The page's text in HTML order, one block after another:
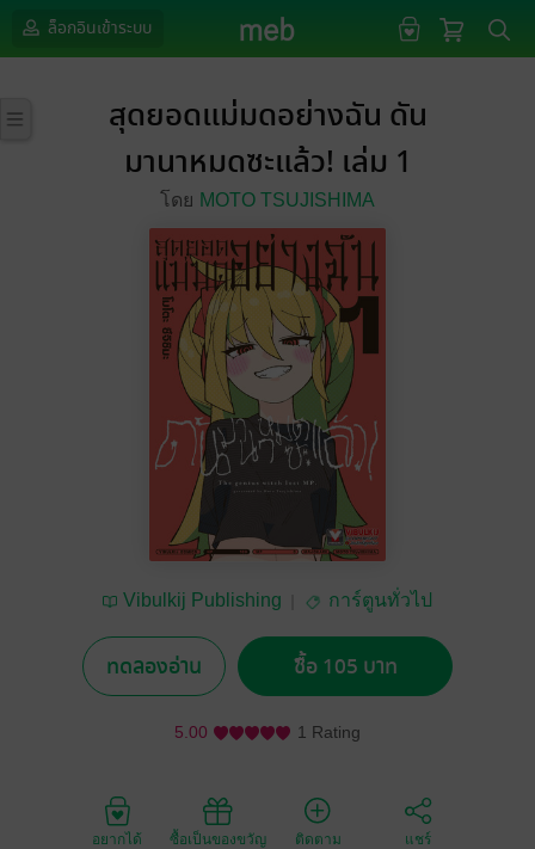
ล็อกอินเข้าระบบ
สุดยอดแม่มดอย่างฉัน ดัน
มานาหมดซะแล้ว! เล่ม 1
โดย MOTO TSUJISHIMA
Vibulkij Publishing การ์ตูนทั่วไป
ทดลองอ่าน ซื้อ 105 บาท
5.00 1 Rating
อยากได้ ซื้อเป็นของขวัญ ติดตาม แชร์